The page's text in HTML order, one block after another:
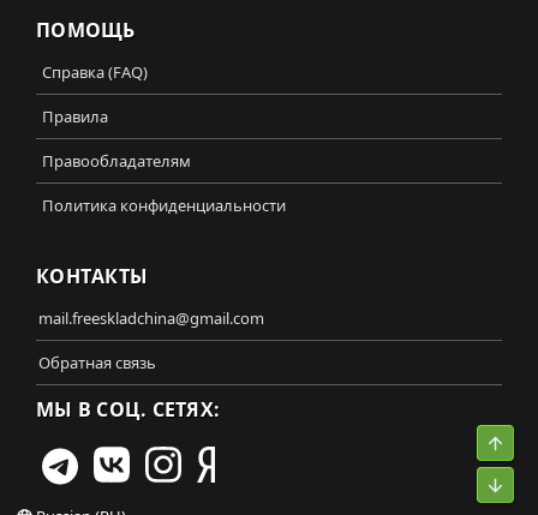
ПОМОЩЬ
Справка (FAQ)
Правила
Правообладателям
Политика конфиденциальности
КОНТАКТЫ
mail.freeskladchina@gmail.com
Обратная связь
МЫ В СОЦ. СЕТЯХ: